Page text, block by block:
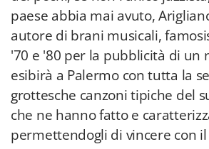
paese abbia mai avuto,
autore di brani musicali,
'70 e '80 per la pubblicità di un
esibirà a Palermo con tutta la
grottesche canzoni tipiche del
che ne hanno fatto e
permettendogli di vincere con il